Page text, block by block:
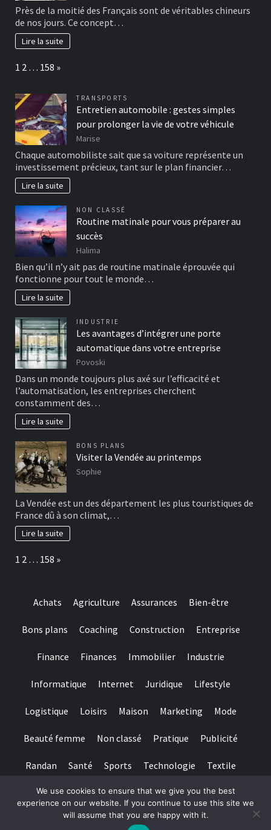
Près de la moitié des Français sont de véritables chineurs
de nos jours. Ce concept…
Lire la suite
Page:
1 2 … 158 Next
»
TRANSPORTS
Entretien automobile : gestes simples
pour prolonger la vie de votre véhicule
Marise
Chaque automobiliste sait que sa voiture représente un
investissement précieux, tant sur le plan financier…
Lire la suite
NON CLASSÉ
Routine matinale pour vous préparer au
succès
Halima
Bien qu’il n’y ait pas de routine matinale éprouvée qui
fonctionne pour tout le monde…
Lire la suite
INDUSTRIE
Les avantages d’intégrer une porte
automatique dans votre entreprise
Povoski
Dans un monde toujours plus axé sur l’efficacité et
l’automatisation, les entreprises cherchent
constamment des…
Lire la suite
BONS PLANS
Visiter la Vendée au printemps
Sophie
La Vendée est un des département les plus touristiques de
France dû à son climat,…
Lire la suite
Page:
1 2 … 158 Next
»
Achats Agriculture Assurances Bien-être
Bons plans Coaching Construction Entreprise
Finance Finances Immobilier Industrie
Informatique Internet Juridique Lifestyle
Logistique Loisirs Maison Marketing Mode
Beauté femme Non classé Pratique Publicité
Randan Santé Sports Technologie Textile
Tourisme Transports Transports de personnes
We use cookies to ensure that we give you the best
experience on our website. If you continue to use this site we
will assume that you are happy with it.